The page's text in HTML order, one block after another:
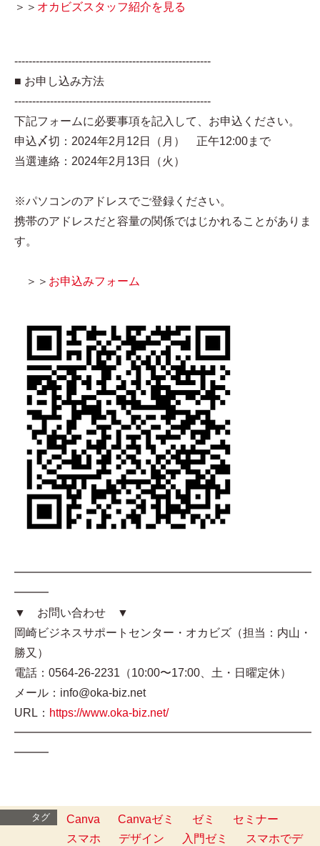
＞＞ オカビズスタッフ紹介を見る
-------------------------------------------------------
■ お申し込み方法
-------------------------------------------------------
下記フォームに必要事項を記入して、お申込ください。
申込〆切：2024年2月12日（月） 正午12:00まで
当選連絡：2024年2月13日（火）
※パソコンのアドレスでご登録ください。
携帯のアドレスだと容量の関係ではじかれることがありま
す。
＞＞ お申込みフォーム
━━━━━━━━━━━━━━━━━━━━━━━━━━
━━━
▼ お問い合わせ ▼
岡崎ビジネスサポートセンター・オカビズ（担当：内山・
勝又）
電話：0564-26-2231（10:00〜17:00、土・日曜定休）
メール：info@oka-biz.net
URL： https://www.oka-biz.net/
━━━━━━━━━━━━━━━━━━━━━━━━━━
━━━
タグ Canva Canvaゼミ ゼミ
セミナー
スマホ
デザイン 入門ゼミ
スマホでデ